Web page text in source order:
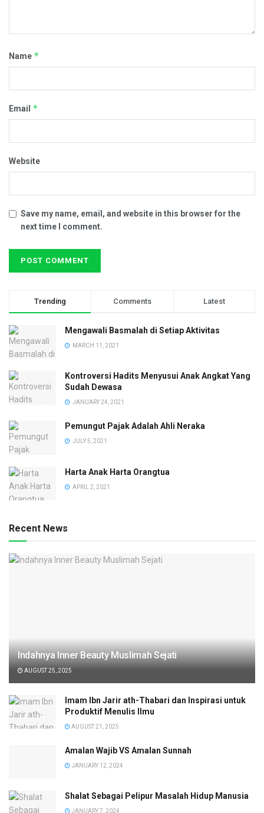
Name *
Email *
Website
Save my name, email, and website in this browser for the
next time I comment.
Trending Comments Latest
Mengawali Basmalah di Setiap Aktivitas
MARCH 11, 2021
Kontroversi Hadits Menyusui Anak Angkat Yang
Sudah Dewasa
JANUARY 24, 2021
Pemungut Pajak Adalah Ahli Neraka
JULY 5, 2021
Harta Anak Harta Orangtua
APRIL 2, 2021
Recent News
Indahnya Inner Beauty Muslimah Sejati
AUGUST 25, 2025
Imam Ibn Jarir ath-Thabari dan Inspirasi untuk
Produktif Menulis Ilmu
AUGUST 21, 2025
Amalan Wajib VS Amalan Sunnah
JANUARY 12, 2024
Shalat Sebagai Pelipur Masalah Hidup Manusia
JANUARY 7, 2024